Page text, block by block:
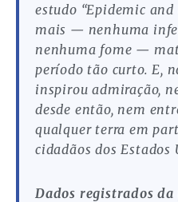
estudo “Epidemic and
mais — nenhuma
nenhuma fome —
período tão curto. E,
inspirou admiração,
desde então, nem
qualquer terra em
cidadãos dos Estados
Dados registrados